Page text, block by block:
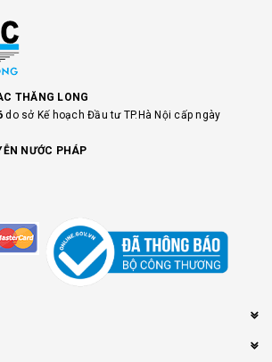
THĂNG LONG
do sở Kế hoạch Đầu tư TP.Hà Nội cấp ngày
NƯỚC PHÁP